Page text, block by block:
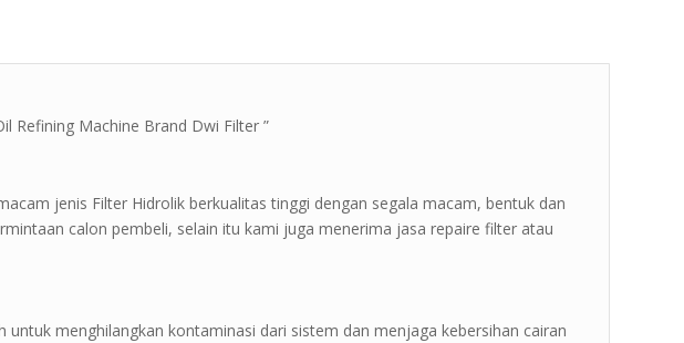
Refining Machine Brand Dwi Filter ”
jenis Filter Hidrolik berkualitas tinggi dengan segala macam, bentuk dan
calon pembeli, selain itu kami juga menerima jasa repaire filter atau
untuk menghilangkan kontaminasi dari sistem dan menjaga kebersihan cairan